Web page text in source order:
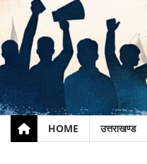
HOME उत्तराखण्ड